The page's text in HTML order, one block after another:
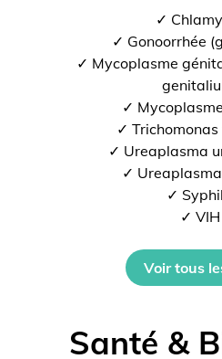
✓
✓ Gonoorrhée
✓ Mycoplasme
✓
✓
✓ Ureaplasma
✓
✓
✓ VIH
Voir tous
Santé &